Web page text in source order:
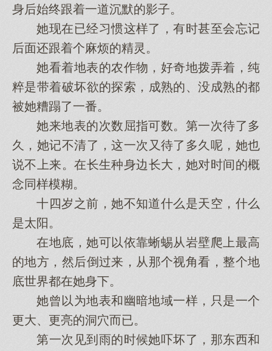
身后始终跟着一道沉默的影子。
她现在已经习惯这样了，有时甚至会忘记
后面还跟着个麻烦的精灵。
她看着地表的农作物，好奇地拨弄着，纯
粹是带着破坏欲的探索，成熟的、没成熟的都
被她糟蹋了一番。
她来地表的次数屈指可数。第一次待了多
久，她记不清了，这一次又待了多久呢，她也
说不上来。在长生种身边长大，她对时间的概
念同样模糊。
十四岁之前，她不知道什么是天空，什么
是太阳。
在地底，她可以依靠蜥蜴从岩壁爬上最高
的地方，然后倒过来，从那个视角看，整个地
底世界都在她身下。
她曾以为地表和幽暗地域一样，只是一个
更大、更亮的洞穴而已。
第一次见到雨的时候她吓坏了，那东西和